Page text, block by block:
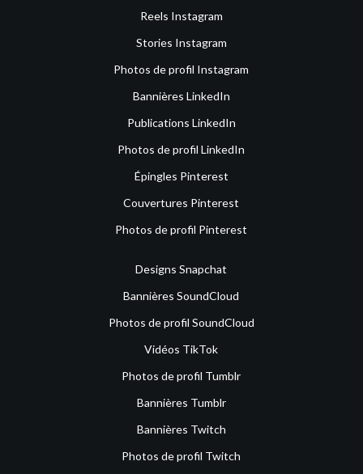
Reels Instagram
Stories Instagram
Photos de profil Instagram
Bannières LinkedIn
Publications LinkedIn
Photos de profil LinkedIn
Épingles Pinterest
Couvertures Pinterest
Photos de profil Pinterest
Designs Snapchat
Bannières SoundCloud
Photos de profil SoundCloud
Vidéos TikTok
Photos de profil Tumblr
Bannières Tumblr
Bannières Twitch
Photos de profil Twitch